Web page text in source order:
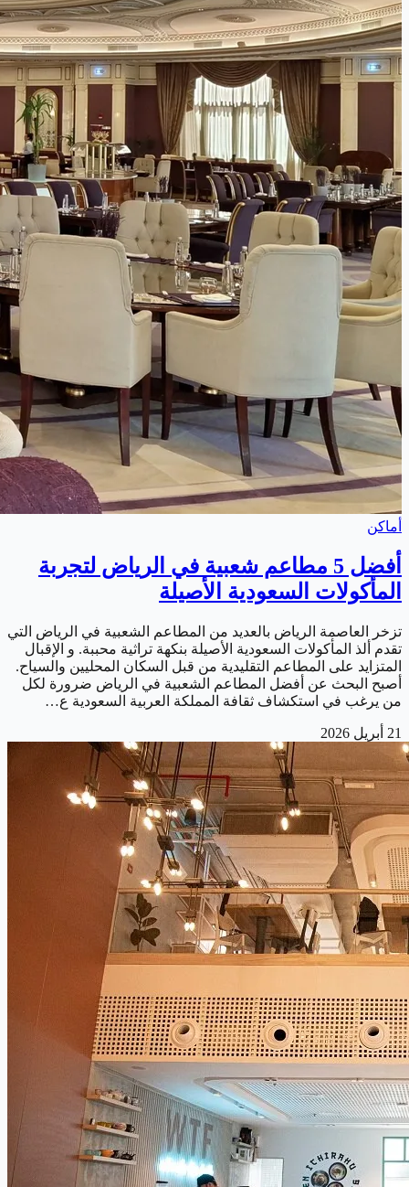
أماكن
أفضل 5 مطاعم شعبية في الرياض لتجربة
المأكولات السعودية الأصيلة
تزخر العاصمة الرياض بالعديد من المطاعم الشعبية في الرياض التي
تقدم ألذ المأكولات السعودية الأصيلة بنكهة تراثية محببة. و الإقبال
المتزايد على المطاعم التقليدية من قبل السكان المحليين والسياح.
أصبح البحث عن أفضل المطاعم الشعبية في الرياض ضرورة لكل
من يرغب في استكشاف ثقافة المملكة العربية السعودية ع…
21 أبريل 2026